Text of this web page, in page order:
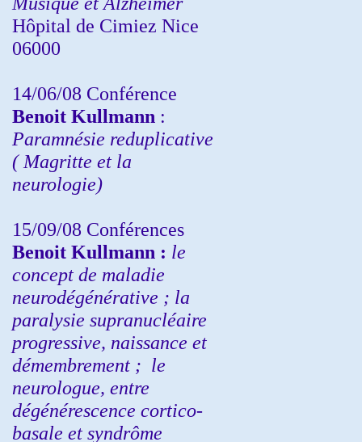
Hôpital de Cimiez Nice
06000
14/06/08 Conférence
Benoit Kullmann :
Paramnésie reduplicative
( Magritte et la
neurologie)
15/09/08 Conférences
Benoit Kullmann : le
concept de maladie
neurodégénérative ; la
paralysie supranucléaire
progressive, naissance et
démembrement ; le
neurologue, entre
dégénérescence cortico-
basale et syndrôme